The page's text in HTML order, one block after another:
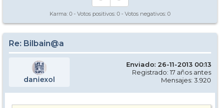
Karma: 0 - Votos positivos: 0 - Votos negativos: 0
Re: Bilbain@a
daniexol
Enviado: 26-11-2013 00:13
Registrado: 17 años antes
Mensajes: 3.920